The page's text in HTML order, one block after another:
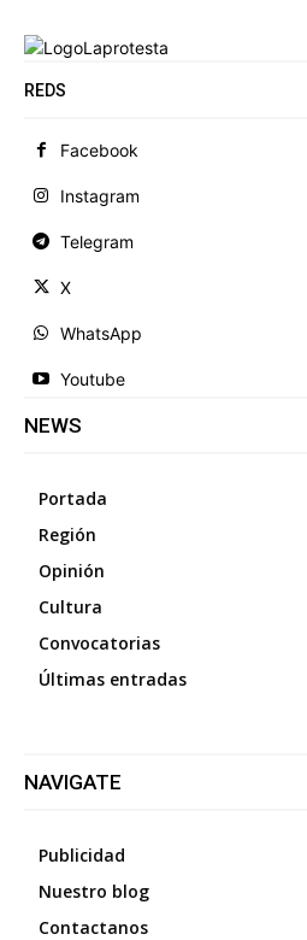
REDS
Facebook
Instagram
Telegram
X
WhatsApp
Youtube
NEWS
Portada
Región
Opinión
Cultura
Convocatorias
Últimas entradas
NAVIGATE
Publicidad
Nuestro blog
Contactanos